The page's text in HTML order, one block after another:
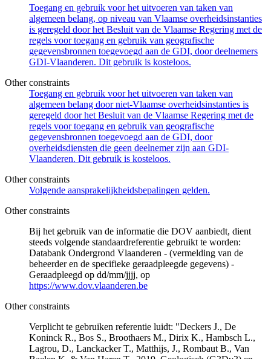
Toegang en gebruik voor het uitvoeren van taken van
algemeen belang, op niveau van Vlaamse overheidsinstanties
is geregeld door het Besluit van de Vlaamse Regering met de
regels voor toegang en gebruik van geografische
gegevensbronnen toegevoegd aan de GDI, door deelnemers
GDI-Vlaanderen. Dit gebruik is kosteloos.
Other constraints
Toegang en gebruik voor het uitvoeren van taken van
algemeen belang door niet-Vlaamse overheidsinstanties is
geregeld door het Besluit van de Vlaamse Regering met de
regels voor toegang en gebruik van geografische
gegevensbronnen toegevoegd aan de GDI, door
overheidsdiensten die geen deelnemer zijn aan GDI-
Vlaanderen. Dit gebruik is kosteloos.
Other constraints
Volgende aansprakelijkheidsbepalingen gelden.
Other constraints
Bij het gebruik van de informatie die DOV aanbiedt, dient
steeds volgende standaardreferentie gebruikt te worden:
Databank Ondergrond Vlaanderen - (vermelding van de
beheerder en de specifieke geraadpleegde gegevens) -
Geraadpleegd op dd/mm/jjjj, op
https://www.dov.vlaanderen.be
Other constraints
Verplicht te gebruiken referentie luidt: "Deckers J., De
Koninck R., Bos S., Broothaers M., Dirix K., Hambsch L.,
Lagrou, D., Lanckacker T., Matthijs, J., Rombaut B., Van